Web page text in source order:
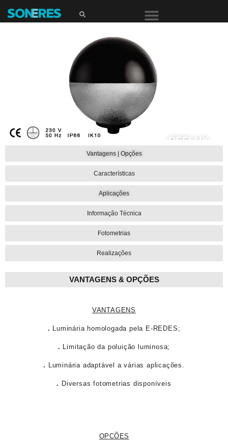
REFLUX
são arestas, há
PDF
Vantagens | Opções
Características
Aplicações
Informação Técnica
Fotometrias
Realizações
VANTAGENS & OPÇÕES
VANTAGENS
. Luminária homologada pela E-REDES;
. Limitação da poluição luminosa;
. Luminária adaptável a várias aplicações.
. Diversas fotometrias disponíveis
OPCÕES